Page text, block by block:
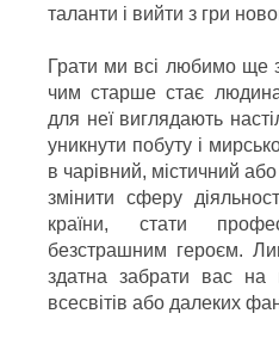
таланти і вийти з гри
Грати ми всі любимо ще
чим старше стає
для неї виглядають
уникнути побуту і
в чарівний, містичний
змінити сферу
країни, стати
безстрашним героєм.
здатна забрати вас на
всесвітів або далеких